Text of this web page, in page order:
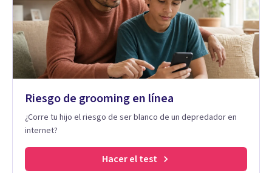
Riesgo de grooming en línea
¿Corre tu hijo el riesgo de ser blanco de un depredador en
internet?
Hacer el test